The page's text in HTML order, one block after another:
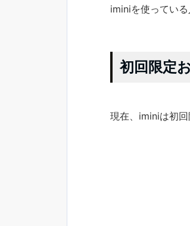
iminiを使ってい
初回限定
現在、iminiは初